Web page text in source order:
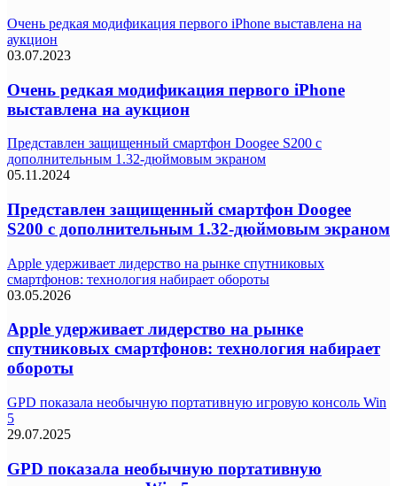
Очень редкая модификация первого iPhone выставлена на
аукцион
03.07.2023
Очень редкая модификация первого iPhone
выставлена на аукцион
Представлен защищенный смартфон Doogee S200 с
дополнительным 1.32-дюймовым экраном
05.11.2024
Представлен защищенный смартфон Doogee
S200 с дополнительным 1.32-дюймовым экраном
Apple удерживает лидерство на рынке спутниковых
смартфонов: технология набирает обороты
03.05.2026
Apple удерживает лидерство на рынке
спутниковых смартфонов: технология набирает
обороты
GPD показала необычную портативную игровую консоль Win
5
29.07.2025
GPD показала необычную портативную